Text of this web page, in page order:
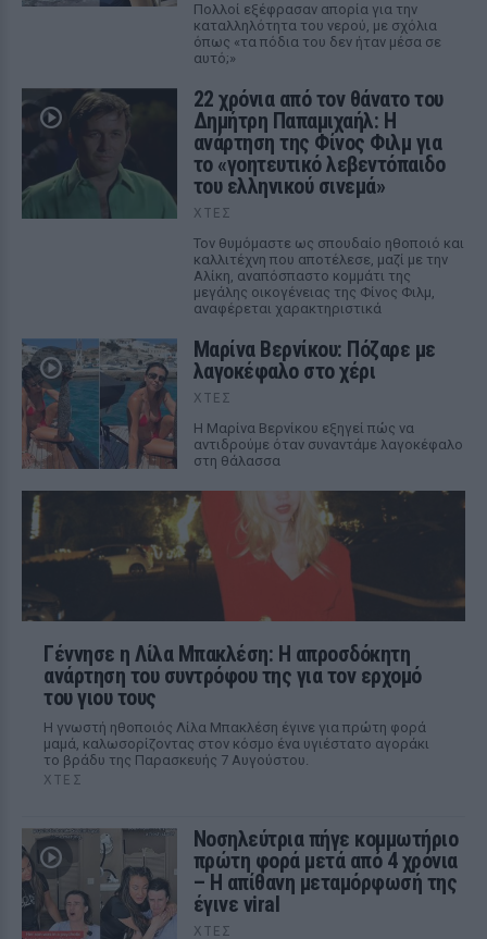
Πολλοί εξέφρασαν απορία για την
καταλληλότητα του νερού, με σχόλια
όπως «τα πόδια του δεν ήταν μέσα σε
αυτό;»
22 χρόνια από τον θάνατο του
Δημήτρη Παπαμιχαήλ: Η
ανάρτηση της Φίνος Φιλμ για
το «γοητευτικό λεβεντόπαιδο
του ελληνικού σινεμά»
ΧΤΕΣ
Τον θυμόμαστε ως σπουδαίο ηθοποιό και
καλλιτέχνη που αποτέλεσε, μαζί με την
Αλίκη, αναπόσπαστο κομμάτι της
μεγάλης οικογένειας της Φίνος Φιλμ,
αναφέρεται χαρακτηριστικά
Μαρίνα Βερνίκου: Πόζαρε με
λαγοκέφαλο στο χέρι
ΧΤΕΣ
Η Μαρίνα Βερνίκου εξηγεί πώς να
αντιδρούμε όταν συναντάμε λαγοκέφαλο
στη θάλασσα
Γέννησε η Λίλα Μπακλέση: Η απροσδόκητη
ανάρτηση του συντρόφου της για τον ερχομό
του γιου τους
Η γνωστή ηθοποιός Λίλα Μπακλέση έγινε για πρώτη φορά
μαμά, καλωσορίζοντας στον κόσμο ένα υγιέστατο αγοράκι
το βράδυ της Παρασκευής 7 Αυγούστου.
ΧΤΕΣ
Νοσηλεύτρια πήγε κομμωτήριο
πρώτη φορά μετά από 4 χρόνια
– Η απίθανη μεταμόρφωσή της
έγινε viral
ΧΤΕΣ